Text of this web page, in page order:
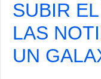
SUBIR
LAS
UN